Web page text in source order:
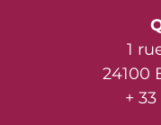
1
24100
+